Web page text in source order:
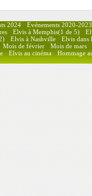
2024
Événements 2020-2023
Elvis à Memphis(1 de 5)
Elvis à Nashville
Elvis dans
Mois de février
Mois de mars
Elvis au cinéma Hommage